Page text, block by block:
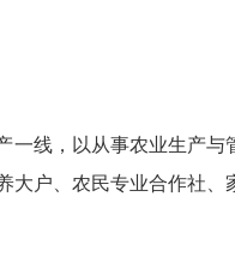
一线，以从事农业生产
大户、农民专业合作社